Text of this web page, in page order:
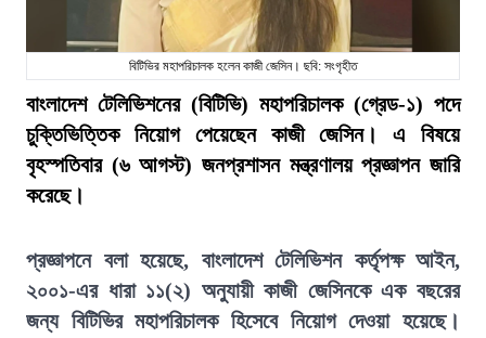
বিটিভির মহাপরিচালক হলেন কাজী জেসিন। ছবি: সংগৃহীত
বাংলাদেশ টেলিভিশনের (বিটিভি) মহাপরিচালক (গ্রেড-১) পদে
চুক্তিভিত্তিক নিয়োগ পেয়েছেন কাজী জেসিন। এ বিষয়ে
বৃহস্পতিবার (৬ আগস্ট) জনপ্রশাসন মন্ত্রণালয় প্রজ্ঞাপন জারি
করেছে।
প্রজ্ঞাপনে বলা হয়েছে, বাংলাদেশ টেলিভিশন কর্তৃপক্ষ আইন,
২০০১-এর ধারা ১১(২) অনুযায়ী কাজী জেসিনকে এক বছরের
জন্য বিটিভির মহাপরিচালক হিসেবে নিয়োগ দেওয়া হয়েছে।